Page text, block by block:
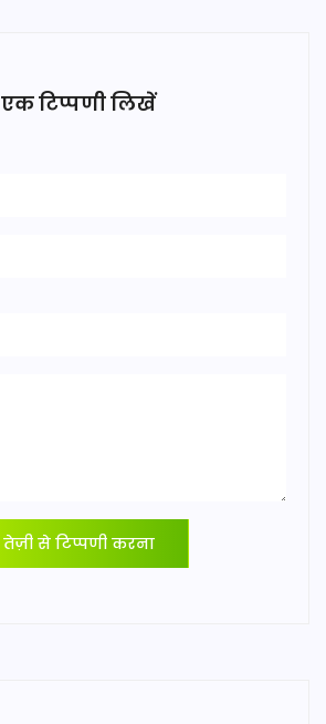
एक टिप्पणी लिखें
तेज़ी से टिप्पणी करना